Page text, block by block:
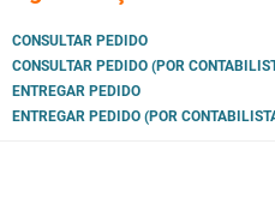
CONSULTAR PEDIDO
CONSULTAR PEDIDO (POR
ENTREGAR PEDIDO
ENTREGAR PEDIDO (POR